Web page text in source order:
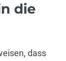
die
dass